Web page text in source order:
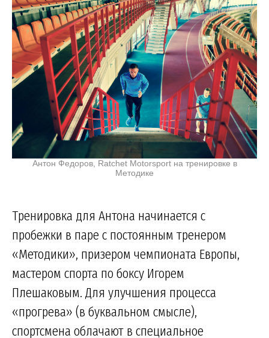
Антон Федоров, Ratchet Motorsport на тренировке в
Методике
Тренировка для Антона начинается с
пробежки в паре с постоянным тренером
«Методики», призером чемпионата Европы,
мастером спорта по боксу Игорем
Плешаковым. Для улучшения процесса
«прогрева» (в буквальном смысле),
спортсмена облачают в специальное